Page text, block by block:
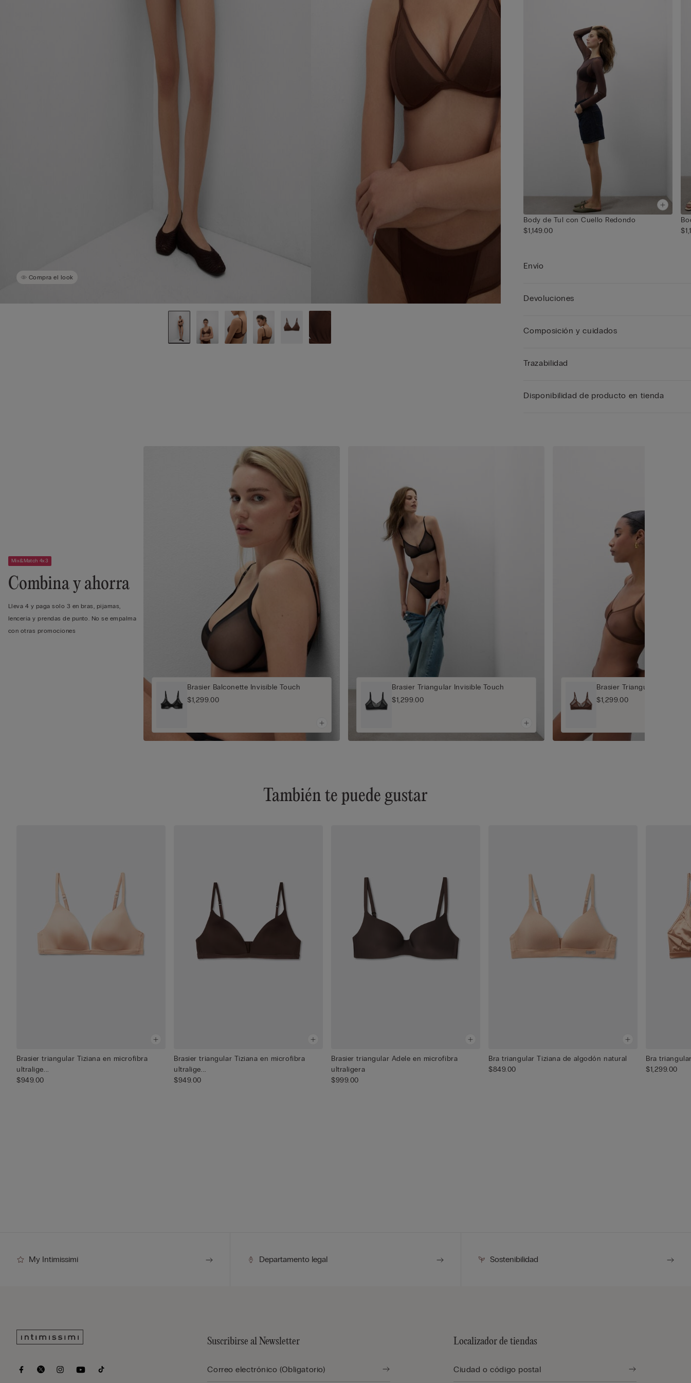
Compra el look
Body de Tul con Cuello Redondo
$1,149.00
Envío
Devoluciones
Composición y cuidados
Trazabilidad
Disponibilidad de producto en tienda
Mix&Match 4x3
Combina y ahorra
Lleva 4 y paga solo 3 en bras, pijamas,
lencería y prendas de punto. No se empalma
con otras promociones
Brasier Balconette Invisible Touch
$1,299.00
Brasier Triangular Invisible Touch
$1,299.00
Brasier Triangular Invisible
$1,299.00
También te puede gustar
Brasier triangular Tiziana en microfibra
ultralige...
$949.00
Brasier triangular Tiziana en microfibra
ultralige...
$949.00
Brasier triangular Adele en microfibra
ultraligera
$999.00
Bra triangular Tiziana de algodón natural
$849.00
Bra
$1,299.00
My Intimissimi Departamento legal Sostenibilidad
Suscribirse al Newsletter Localizador de tiendas